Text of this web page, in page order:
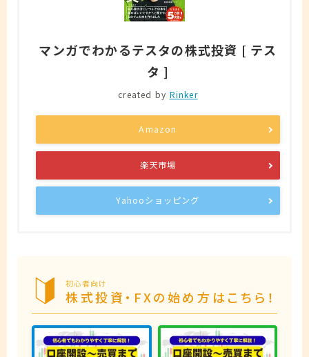
マンガでわかるテスタの株式投資 [ テス
タ ]
created by Rinker
Amazon
楽天市場
Yahooショッピング
初心者向け
株式投資・FXの始め方はこちら！